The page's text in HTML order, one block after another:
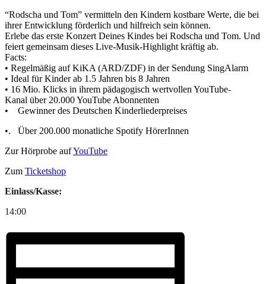
“Rodscha und Tom” vermitteln den Kindern kostbare Werte, die bei
ihrer Entwicklung förderlich und hilfreich sein können.
Erlebe das erste Konzert Deines Kindes bei Rodscha und Tom. Und
feiert gemeinsam dieses Live-Musik-Highlight kräftig ab.
Facts:
• Regelmäßig auf KiKA (ARD/ZDF) in der Sendung SingAlarm
• Ideal für Kinder ab 1.5 Jahren bis 8 Jahren
• 16 Mio. Klicks in ihrem pädagogisch wertvollen YouTube-
Kanal über 20.000 YouTube Abonnenten
• Gewinner des Deutschen Kinderliederpreises
•. Über 200.000 monatliche Spotify HörerInnen
Zur Hörprobe aufYouTube
Zum Ticketshop
Einlass/Kasse:
14:00